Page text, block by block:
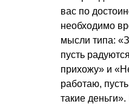
вас по
необходимо
мысли типа:
пусть
прихожу» и
работаю,
такие